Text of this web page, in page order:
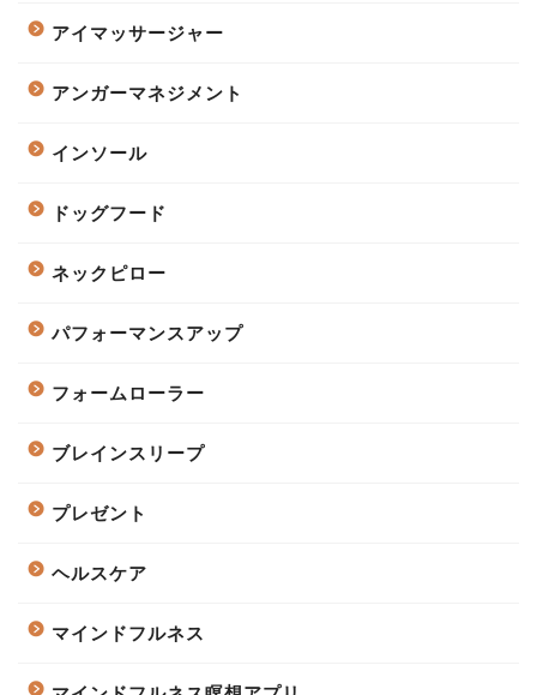
アイマッサージャー
アンガーマネジメント
インソール
ドッグフード
ネックピロー
パフォーマンスアップ
フォームローラー
ブレインスリープ
プレゼント
ヘルスケア
マインドフルネス